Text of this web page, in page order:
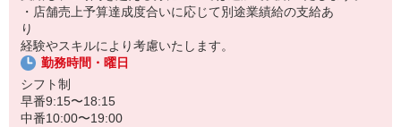
・店舗売上予算達成度合いに応じて別途業績給の支給あ
り
経験やスキルにより考慮いたします。
勤務時間・曜日
シフト制
早番9:15〜18:15
中番10:00〜19:00